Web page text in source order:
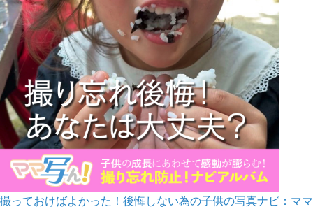
撮っておけばよかった！後悔しない為の子供の写真ナビ：ママ